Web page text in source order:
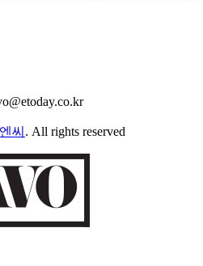
씨 . All rights reserved